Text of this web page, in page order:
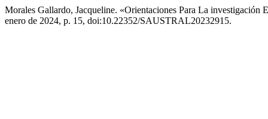
Morales Gallardo, Jacqueline. «Orientaciones Para La investigación
enero de 2024, p. 15, doi:10.22352/SAUSTRAL20232915.